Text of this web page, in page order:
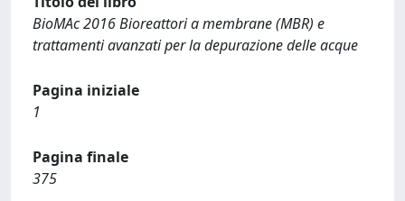
BioMAc 2016 Bioreattori a membrane (MBR) e
trattamenti avanzati per la depurazione delle acque
Pagina iniziale
1
Pagina finale
375